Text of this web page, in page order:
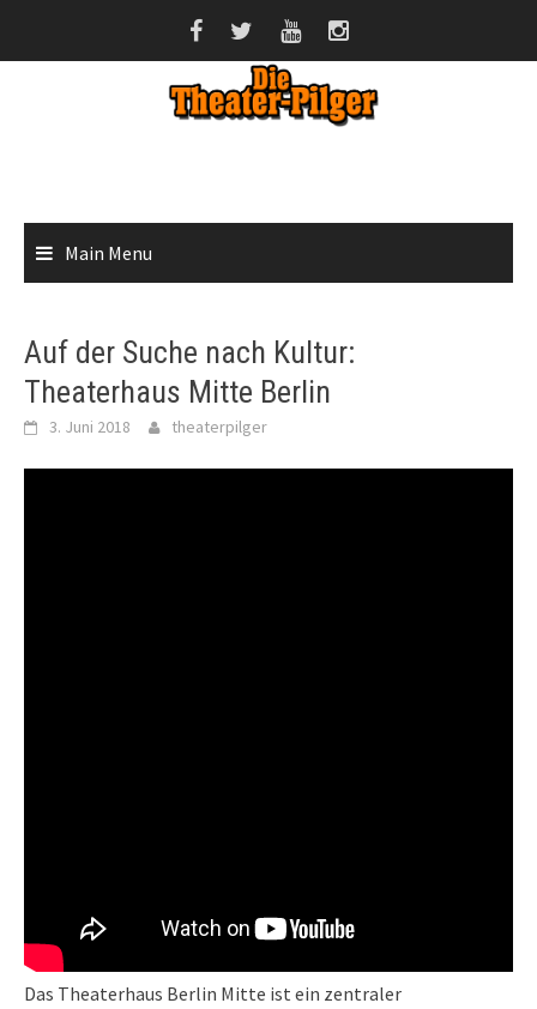
Main Menu
Auf der Suche nach Kultur:
Theaterhaus Mitte Berlin
3. Juni 2018 theaterpilger
Das Theaterhaus Berlin Mitte ist ein zentraler